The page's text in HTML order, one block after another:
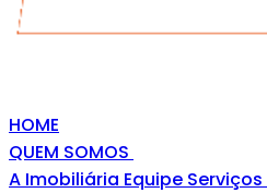
HOME
QUEM SOMOS
A Imobiliária Equipe Serviços